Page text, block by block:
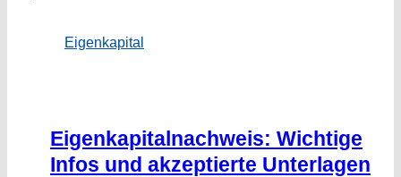
Eigenkapital
Eigenkapitalnachweis: Wichtige
Infos und akzeptierte Unterlagen